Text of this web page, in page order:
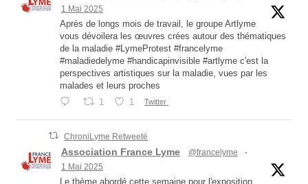
1 Mai 2025
Après de longs mois de travail, le groupe Artlyme
vous dévoilera les œuvres crées autour des thématiques
de la maladie #LymeProtest #francelyme
#maladiedelyme #handicapinvisible #artlyme c'est la
perspectives artistiques sur la maladie, vues par les
malades et leurs proches
1 1 Twitter
ChroniLyme Retweeté
Association France Lyme @francelyme
·
1 Mai 2025
Le thème abordé cette semaine pour l'exposition